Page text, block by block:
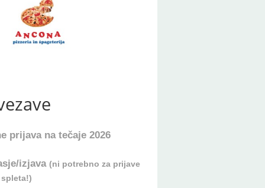
prijava na tečaje 2026
izjava(ni potrebno za prijave